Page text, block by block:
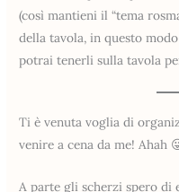
(così mantieni il “tema
della tavola, in questo
potrai tenerli sulla tavola
Ti è venuta voglia di
venire a cena da me! Ahah
A parte gli scherzi spero